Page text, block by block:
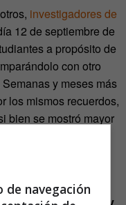
investigadores de
12 de septiembre de
a propósito de
con otro
y meses más
los mismos recuerdos,
bien se mostró mayor
en el recuerdo
de navegación